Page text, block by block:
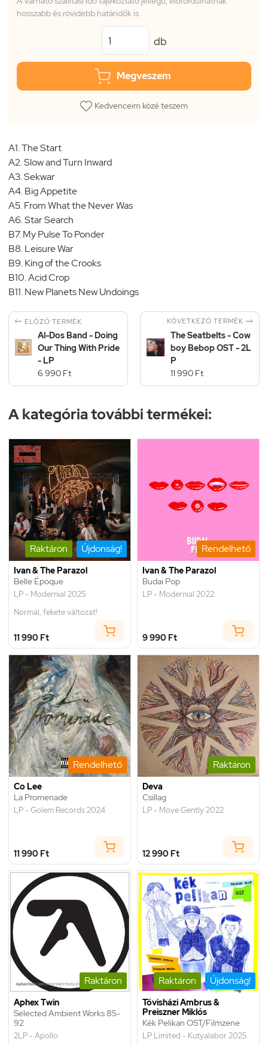
hosszabb és rövidebb határidők is
db
Megveszem
Kedvenceim közé teszem
A1. The Start
A2. Slow and Turn Inward
A3. Sekwar
A4. Big Appetite
A5. From What the Never Was
A6. Star Search
B7. My Pulse To Ponder
B8. Leisure War
B9. King of the Crooks
B10. Acid Crop
B11. New Planets New Undoings
 ELŐZŐ TERMÉK
Al-Dos Band - Doing
Our Thing With Pride
- LP
6 990 Ft
KÖVETKEZŐ TERMÉK 
The Seatbelts - Cow
boy Bebop OST - 2L
P
11 990 Ft
A kategória további termékei:
Raktáron Újdonság!
Ivan & The Parazol
Belle Époque
LP - Modernial 2025
Normál, fekete változat!
11 990 Ft
Rendelhető
Ivan & The Parazol
Budai Pop
LP - Modernial 2022
9 990 Ft
Rendelhető
Co Lee
La Promenade
LP - Golem Records 2024
11 990 Ft
Raktáron
Deva
Csillag
LP - Move Gently 2022
12 990 Ft
Raktáron
Aphex Twin
Selected Ambient Works 85-
92
2LP - Apollo
Raktáron Újdonság!
Tövisházi Ambrus &
Preiszner Miklós
Kék Pelikan OST/Filmzene
LP Limited - Kutyalabor 2025